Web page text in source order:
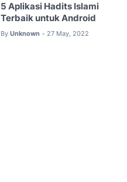
5 Aplikasi Hadits Islami
Terbaik untuk Android
By Unknown • 27 May, 2022